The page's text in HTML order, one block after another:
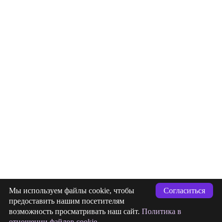
+7 (993) 477-18-57
заявкаОтправлена
Согласиться
Мы используем файлы cookie, чтобы
предоставить нашим посетителям
возможность просматривать наш сайт. Политика в